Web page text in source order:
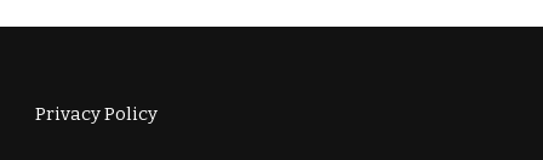
Privacy Policy